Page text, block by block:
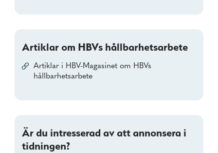
Artiklar om HBVs hållbarhetsarbete
Artiklar i HBV-Magasinet om HBVs
hållbarhetsarbete
Är du intresserad av att annonsera i
tidningen?